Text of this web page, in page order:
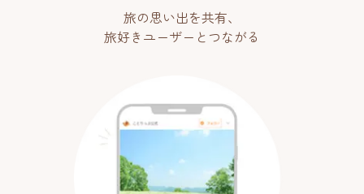
旅の思い出を共有、
旅好きユーザーとつながる